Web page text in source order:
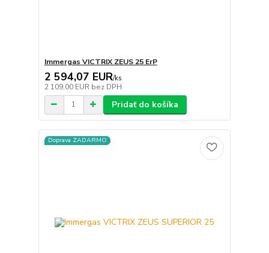
Immergas VICTRIX ZEUS 25 ErP
2 594,07 EUR/ks
2 109,00 EUR bez DPH
Pridať do košíka
Doprava ZADARMO